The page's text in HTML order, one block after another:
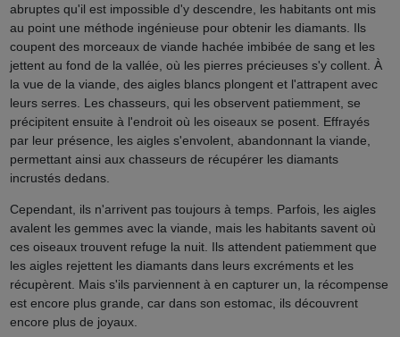
abruptes qu'il est impossible d'y descendre, les habitants ont mis
au point une méthode ingénieuse pour obtenir les diamants. Ils
coupent des morceaux de viande hachée imbibée de sang et les
jettent au fond de la vallée, où les pierres précieuses s'y collent. À
la vue de la viande, des aigles blancs plongent et l'attrapent avec
leurs serres. Les chasseurs, qui les observent patiemment, se
précipitent ensuite à l'endroit où les oiseaux se posent. Effrayés
par leur présence, les aigles s'envolent, abandonnant la viande,
permettant ainsi aux chasseurs de récupérer les diamants
incrustés dedans.
Cependant, ils n'arrivent pas toujours à temps. Parfois, les aigles
avalent les gemmes avec la viande, mais les habitants savent où
ces oiseaux trouvent refuge la nuit. Ils attendent patiemment que
les aigles rejettent les diamants dans leurs excréments et les
récupèrent. Mais s'ils parviennent à en capturer un, la récompense
est encore plus grande, car dans son estomac, ils découvrent
encore plus de joyaux.